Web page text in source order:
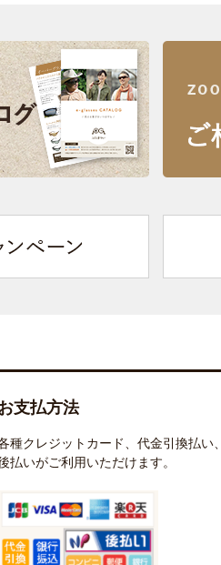
支払方法
種クレジットカード、代金引換払い、
払いがご利用いただけます。